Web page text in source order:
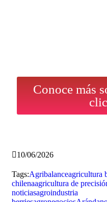
Conoce más
10/06/2026
Tags:Agribalanceagricultura
chilenaagricultura de
noticiasagroindustria